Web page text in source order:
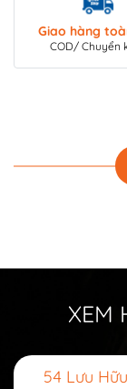
Giao hàng
COD/ Chuyển
XEM
54 Lưu